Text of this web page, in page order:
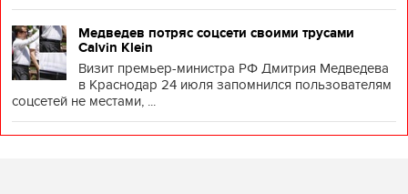
Медведев потряс соцсети своими трусами
Calvin Klein
Визит премьер-министра РФ Дмитрия Медведева
в Краснодар 24 июля запомнился пользователям
соцсетей не местами, ...